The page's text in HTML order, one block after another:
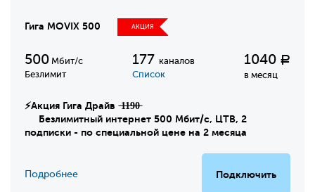
Гига MOVIX 500 АКЦИЯ
500 Мбит/с
Безлимит
177 каналов
Список
1040 Р
в месяц
⚡Акция Гига Драйв ̶1̶1̶9̶0̶
Безлимитный интернет 500 Мбит/с, ЦТВ, 2
подписки - по специальной цене на 2 месяца
Подключить
Подробнее